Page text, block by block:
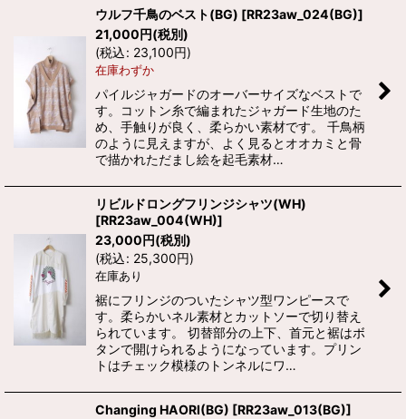
ウルフ千鳥のベスト(BG) [RR23aw_024(BG)]
21,000円(税別)
(税込: 23,100円)
在庫わずか
パイルジャガードのオーバーサイズなベストで
す。コットン糸で編まれたジャガード生地のた
め、手触りが良く、柔らかい素材です。 千鳥柄
のように見えますが、よく見るとオオカミと骨
で描かれただまし絵を起毛素材…
リビルドロングフリンジシャツ(WH)
[RR23aw_004(WH)]
23,000円(税別)
(税込: 25,300円)
在庫あり
裾にフリンジのついたシャツ型ワンピースで
す。柔らかいネル素材とカットソーで切り替え
られています。 切替部分の上下、首元と裾はボ
タンで開けられるようになっています。プリン
トはチェック模様のトンネルにワ…
Changing HAORI(BG) [RR23aw_013(BG)]